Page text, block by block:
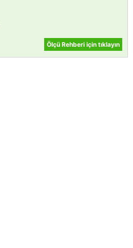
Ölçü Rehberi için tıklayın